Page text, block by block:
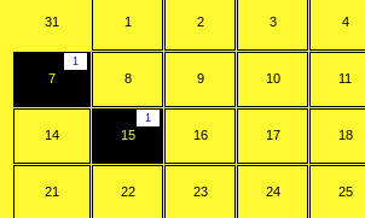
31 1 2 3 4
1
7 8 9 10 11
14
1
15 16 17 18
21 22 23 24 25